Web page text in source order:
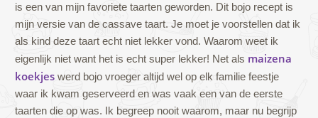
is een van mijn favoriete taarten geworden. Dit bojo recept is
mijn versie van de cassave taart. Je moet je voorstellen dat ik
als kind deze taart echt niet lekker vond. Waarom weet ik
eigenlijk niet want het is echt super lekker! Net als maizena
koekjes werd bojo vroeger altijd wel op elk familie feestje
waar ik kwam geserveerd en was vaak een van de eerste
taarten die op was. Ik begreep nooit waarom, maar nu begrijp